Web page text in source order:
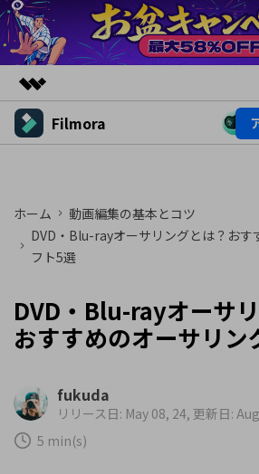
製品
ソリューション
企業情報
プラン＆価格
サポート
Filmora
プラットフォーム
製品機能
AI機能
AI機能
活用法
Filmoraのユーザー層
ビデオソリューション
動画編集関連知識
動画編集のコツ
サポート
カスタマーサポート
購入する
ホーム
動画編集の基本とコツ
DVD・Blu-rayオーサリングとは？おす
フト5選
DVD・Blu-rayオーサ
おすすめのオーサリン
fukuda
リリース日: May 08, 24, 更新日:
5 min(s)